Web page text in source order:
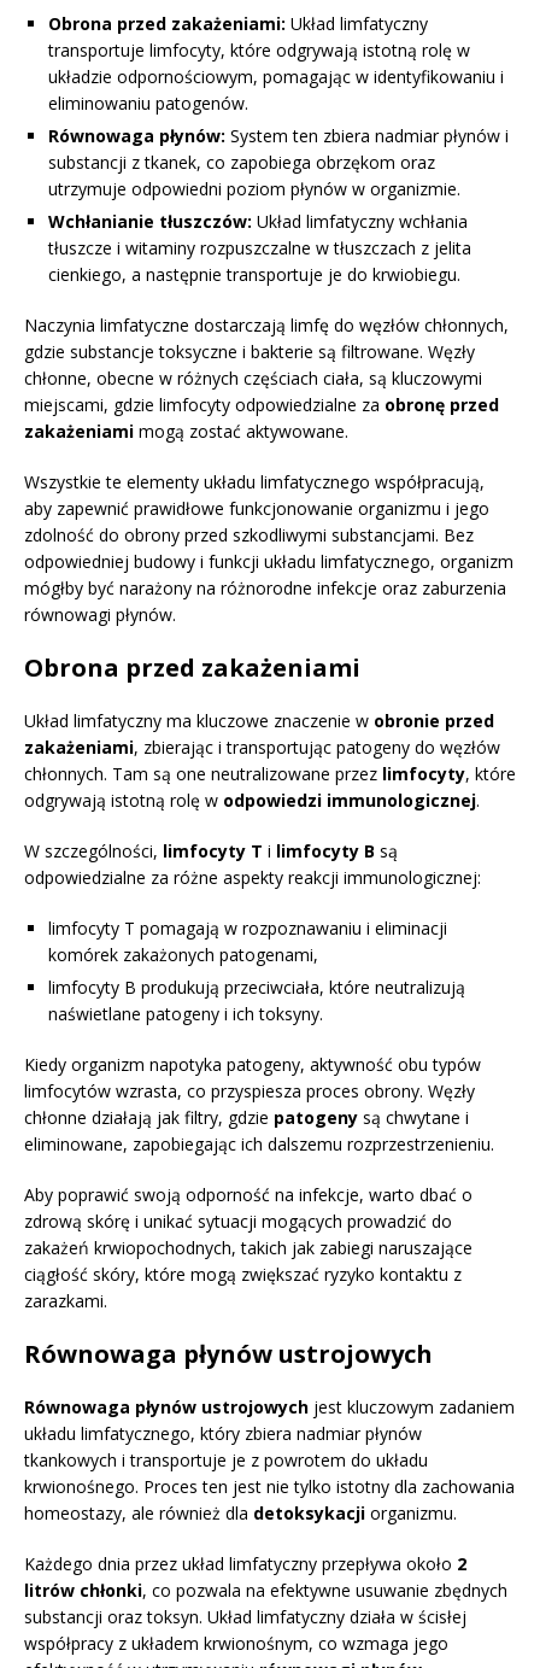
Obrona przed zakażeniami: Układ limfatyczny
transportuje limfocyty, które odgrywają istotną rolę w
układzie odpornościowym, pomagając w identyfikowaniu i
eliminowaniu patogenów.
Równowaga płynów: System ten zbiera nadmiar płynów i
substancji z tkanek, co zapobiega obrzękom oraz
utrzymuje odpowiedni poziom płynów w organizmie.
Wchłanianie tłuszczów: Układ limfatyczny wchłania
tłuszcze i witaminy rozpuszczalne w tłuszczach z jelita
cienkiego, a następnie transportuje je do krwiobiegu.
Naczynia limfatyczne dostarczają limfę do węzłów chłonnych,
gdzie substancje toksyczne i bakterie są filtrowane. Węzły
chłonne, obecne w różnych częściach ciała, są kluczowymi
miejscami, gdzie limfocyty odpowiedzialne za obronę przed
zakażeniami mogą zostać aktywowane.
Wszystkie te elementy układu limfatycznego współpracują,
aby zapewnić prawidłowe funkcjonowanie organizmu i jego
zdolność do obrony przed szkodliwymi substancjami. Bez
odpowiedniej budowy i funkcji układu limfatycznego, organizm
mógłby być narażony na różnorodne infekcje oraz zaburzenia
równowagi płynów.
Obrona przed zakażeniami
Układ limfatyczny ma kluczowe znaczenie w obronie przed
zakażeniami, zbierając i transportując patogeny do węzłów
chłonnych. Tam są one neutralizowane przez limfocyty, które
odgrywają istotną rolę w odpowiedzi immunologicznej.
W szczególności, limfocyty T i limfocyty B są
odpowiedzialne za różne aspekty reakcji immunologicznej:
limfocyty T pomagają w rozpoznawaniu i eliminacji
komórek zakażonych patogenami,
limfocyty B produkują przeciwciała, które neutralizują
naświetlane patogeny i ich toksyny.
Kiedy organizm napotyka patogeny, aktywność obu typów
limfocytów wzrasta, co przyspiesza proces obrony. Węzły
chłonne działają jak filtry, gdzie patogeny są chwytane i
eliminowane, zapobiegając ich dalszemu rozprzestrzenieniu.
Aby poprawić swoją odporność na infekcje, warto dbać o
zdrową skórę i unikać sytuacji mogących prowadzić do
zakażeń krwiopochodnych, takich jak zabiegi naruszające
ciągłość skóry, które mogą zwiększać ryzyko kontaktu z
zarazkami.
Równowaga płynów ustrojowych
Równowaga płynów ustrojowych jest kluczowym zadaniem
układu limfatycznego, który zbiera nadmiar płynów
tkankowych i transportuje je z powrotem do układu
krwionośnego. Proces ten jest nie tylko istotny dla zachowania
homeostazy, ale również dla detoksykacji organizmu.
Każdego dnia przez układ limfatyczny przepływa około 2
litrów chłonki, co pozwala na efektywne usuwanie zbędnych
substancji oraz toksyn. Układ limfatyczny działa w ścisłej
współpracy z układem krwionośnym, co wzmaga jego